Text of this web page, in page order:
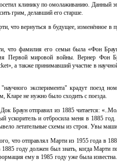
клинику по омолаживанию. Данный
грим, делавший его старше.
что вернуться в будущее, изменённое
что фамилия его семьи была «Фон
Первой мировой войны. Вернер Фон
а также принимавший участие в
эксперимента" крадут поезд
Кларе не нужно было сходить с поезда.
Браун отправил из 1885 читается:
ускоритель и отбросила меня в 1885
летательные схемы из строя. Увы
что отправлял Марти из 1955 года в
году должен был знать, когда Марти
ему в 1985 году уже была